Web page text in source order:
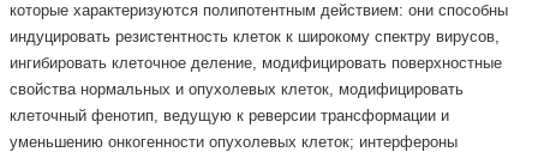
которые характеризуются полипотентным действием: они способны
индуцировать резистентность клеток к широкому спектру вирусов,
ингибировать клеточное деление, модифицировать поверхностные
свойства нормальных и опухолевых клеток, модифицировать
клеточный фенотип, ведущую к реверсии трансформации и
уменьшению онкогенности опухолевых клеток; интерфероны